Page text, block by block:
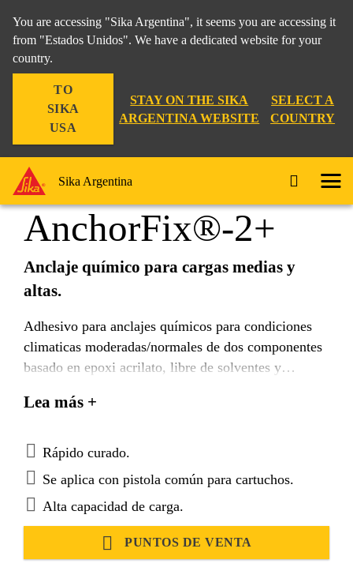
You are accessing "Sika Argentina", it seems you are accessing it
from "Estados Unidos". We have a dedicated website for your
country.
TO
SIKA
USA
STAY ON THE SIKA
ARGENTINA WEBSITE
SELECT A
COUNTRY
Sika Argentina
Sika
AnchorFix®-2+
Anclaje químico para cargas medias y
altas.
Adhesivo para anclajes químicos para condiciones
climaticas moderadas/normales de dos componentes
basado en epoxi acrilato, libre de solventes y
Lea más +
Rápido curado.
Se aplica con pistola común para cartuchos.
Alta capacidad de carga.
PUNTOS DE VENTA